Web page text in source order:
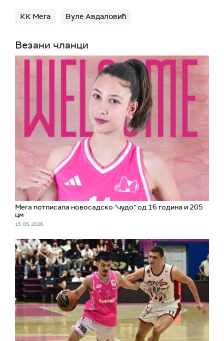
КК Мега Вуле Авдаловић
Везани чланци
Мега потписала новосадско "чудо" од 16 година и 205
цм
15. 05. 2026.